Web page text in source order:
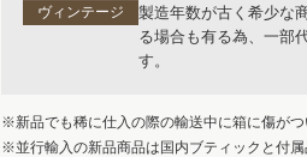
ヴィンテージ
製造年数が古く希少な
る場合も有る為、一部
す。
※新品でも稀に仕入の際の輸送中に箱に傷が
※並行輸入の新品商品は国内ブティックと付属